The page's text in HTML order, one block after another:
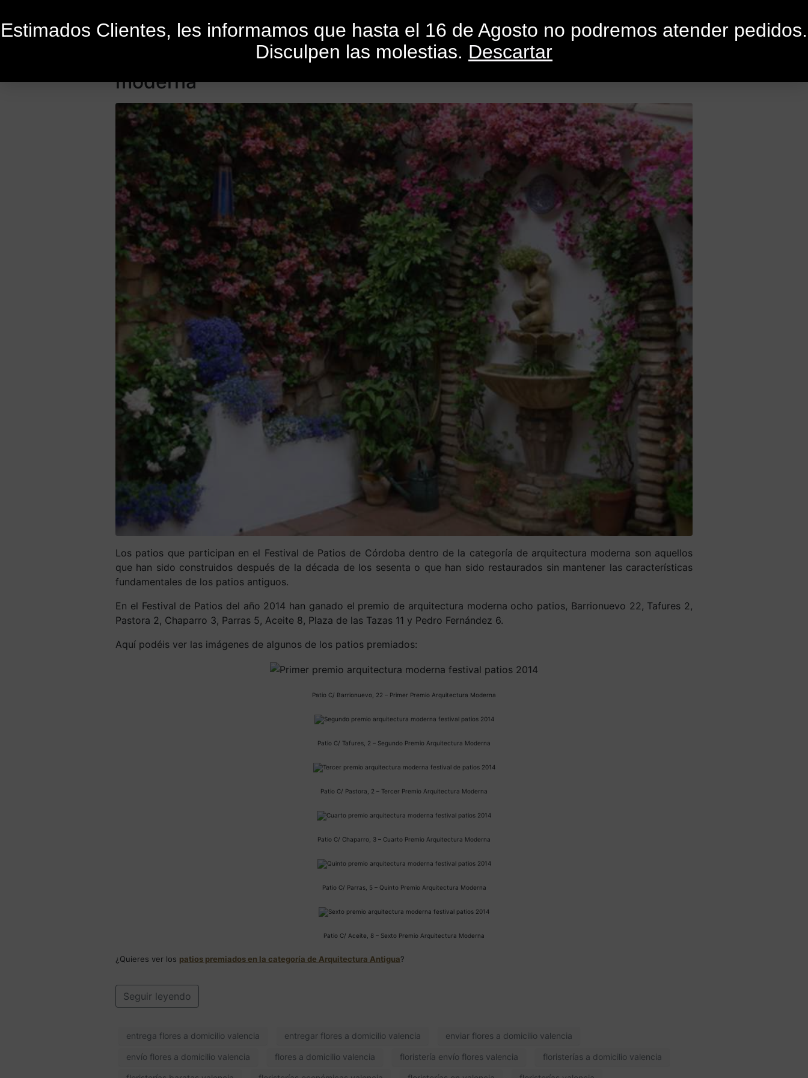
Estimados Clientes, les informamos que hasta el 16 de Agosto no podremos atender pedidos.
Disculpen las molestias. Descartar
Festival de Patios de Córdoba 2014  Premios arquitectura
moderna
Los patios que participan en el Festival de Patios de Córdoba dentro de la categoría de arquitectura moderna son aquellos
que han sido construidos después de la década de los sesenta o que han sido restaurados sin mantener las características
fundamentales de los patios antiguos.
En el Festival de Patios del año 2014 han ganado el premio de arquitectura moderna ocho patios, Barrionuevo 22, Tafures 2,
Pastora 2, Chaparro 3, Parras 5, Aceite 8, Plaza de las Tazas 11 y Pedro Fernández 6.
Aquí podéis ver las imágenes de algunos de los patios premiados:
Patio C/ Barrionuevo, 22 – Primer Premio Arquitectura Moderna
Patio C/ Tafures, 2 – Segundo Premio Arquitectura Moderna
Patio C/ Pastora, 2 – Tercer Premio Arquitectura Moderna
Patio C/ Chaparro, 3 – Cuarto Premio Arquitectura Moderna
Patio C/ Parras, 5 – Quinto Premio Arquitectura Moderna
Patio C/ Aceite, 8 – Sexto Premio Arquitectura Moderna
¿Quieres ver los patios premiados en la categoría de Arquitectura Antigua?
Seguir leyendo
entrega flores a domicilio valencia entregar flores a domicilio valencia enviar flores a domicilio valencia
envío flores a domicilio valencia flores a domicilio valencia floristería envío flores valencia floristerías a domicilio valencia